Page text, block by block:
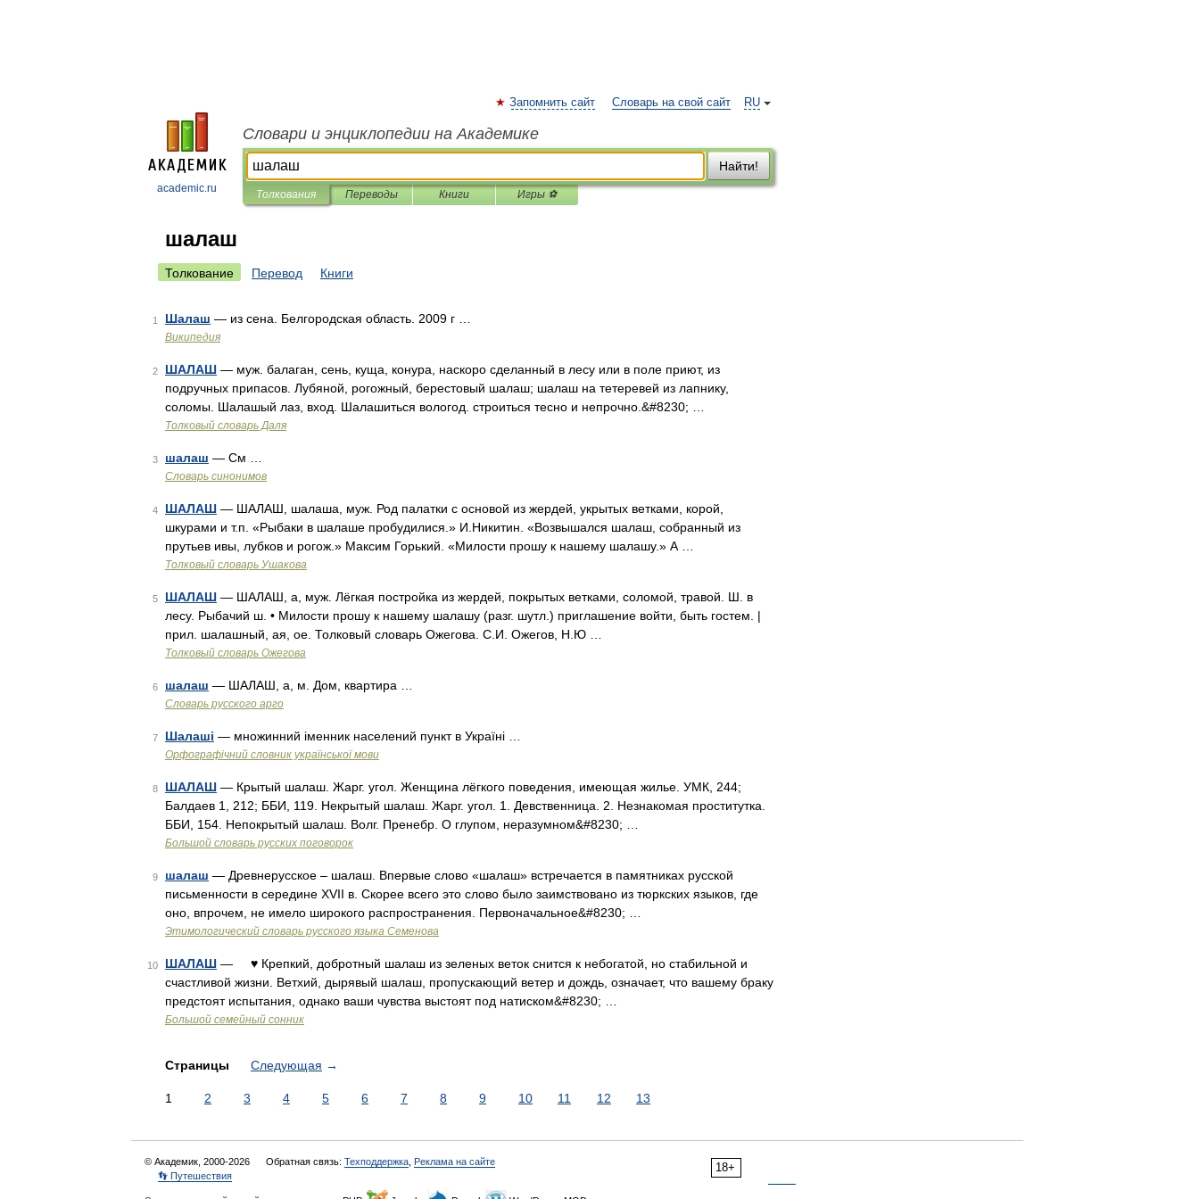
academic.ru
RU
Запомнить сайт Словарь на свой сайт
Словари и энциклопедии на Академике
Найти!
Толкования Переводы Книги Игры ⚽
шалаш
Толкование Перевод Книги
1 Шалаш — из сена. Белгородская область. 2009 г …
Википедия
2 ШАЛАШ — муж. балаган, сень, куща, конура, наскоро сделанный в лесу или в поле приют, из
подручных припасов. Лубяной, рогожный, берестовый шалаш; шалаш на тетеревей из лапнику,
соломы. Шалашый лаз, вход. Шалашиться вологод. строиться тесно и непрочно.&#8230; …
Толковый словарь Даля
3 шалаш — См …
Словарь синонимов
4 ШАЛАШ — ШАЛАШ, шалаша, муж. Род палатки с основой из жердей, укрытых ветками, корой,
шкурами и т.п. «Рыбаки в шалаше пробудилися.» И.Никитин. «Возвышался шалаш, собранный из
прутьев ивы, лубков и рогож.» Максим Горький. «Милости прошу к нашему шалашу.» А …
Толковый словарь Ушакова
5 ШАЛАШ — ШАЛАШ, а, муж. Лёгкая постройка из жердей, покрытых ветками, соломой, травой. Ш. в
лесу. Рыбачий ш. • Милости прошу к нашему шалашу (разг. шутл.) приглашение войти, быть гостем. |
прил. шалашный, ая, ое. Толковый словарь Ожегова. С.И. Ожегов, Н.Ю …
Толковый словарь Ожегова
6 шалаш — ШАЛАШ, а, м. Дом, квартира …
Словарь русского арго
7 Шалаші — множинний іменник населений пункт в Україні …
Орфографічний словник української мови
8 ШАЛАШ — Крытый шалаш. Жарг. угол. Женщина лёгкого поведения, имеющая жилье. УМК, 244;
Балдаев 1, 212; ББИ, 119. Некрытый шалаш. Жарг. угол. 1. Девственница. 2. Незнакомая проститутка.
ББИ, 154. Непокрытый шалаш. Волг. Пренебр. О глупом, неразумном&#8230; …
Большой словарь русских поговорок
9 шалаш — Древнерусское – шалаш. Впервые слово «шалаш» встречается в памятниках русской
письменности в середине XVII в. Скорее всего это слово было заимствовано из тюркских языков, где
оно, впрочем, не имело широкого распространения. Первоначальное&#8230; …
Этимологический словарь русского языка Семенова
10 ШАЛАШ — ♥ Крепкий, добротный шалаш из зеленых веток снится к небогатой, но стабильной и
счастливой жизни. Ветхий, дырявый шалаш, пропускающий ветер и дождь, означает, что вашему браку
предстоят испытания, однако ваши чувства выстоят под натиском&#8230; …
Большой семейный сонник
Страницы Следующая →
1 2 3 4 5 6 7 8 9 10 11 12 13
18+
© Академик, 2000-2026 Обратная связь: Техподдержка Реклама на сайте
👣 Путешествия